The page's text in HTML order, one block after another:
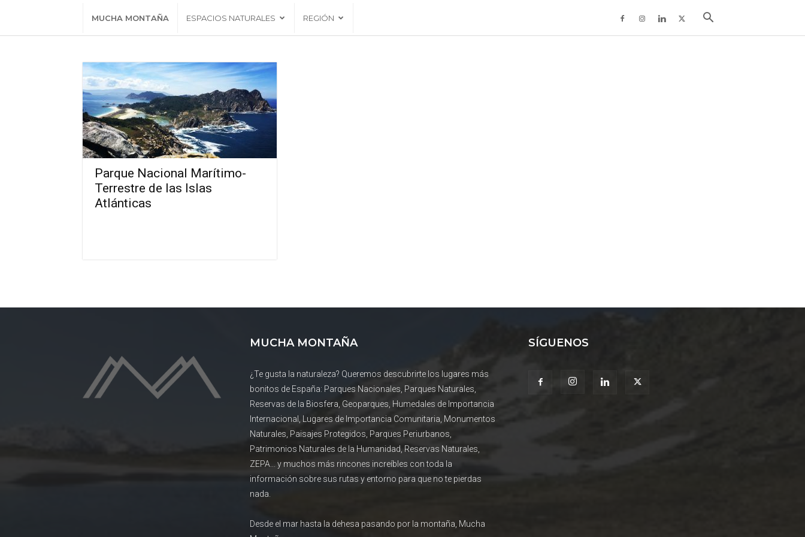
MUCHA MONTAÑA ESPACIOS NATURALES REGIÓN
Parque Nacional Marítimo-
Terrestre de las Islas
Atlánticas
MUCHA MONTAÑA
¿Te gusta la naturaleza? Queremos descubrirte los lugares más
bonitos de España: Parques Nacionales, Parques Naturales,
Reservas de la Biosfera, Geoparques, Humedales de Importancia
Internacional, Lugares de Importancia Comunitaria, Monumentos
Naturales, Paisajes Protegidos, Parques Periurbanos,
Patrimonios Naturales de la Humanidad, Reservas Naturales,
ZEPA... y muchos más rincones increíbles con toda la
información sobre sus rutas y entorno para que no te pierdas
nada.
Desde el mar hasta la dehesa pasando por la montaña, Mucha
SÍGUENOS